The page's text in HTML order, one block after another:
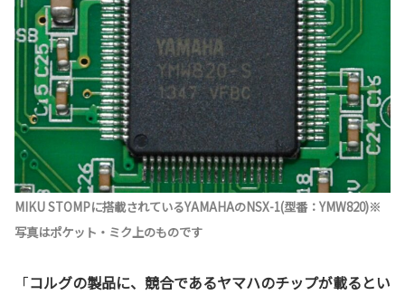
MIKU STOMPに搭載されているYAMAHAのNSX-1(型番：YMW820)※
写真はポケット・ミク上のものです
「コルグの製品に、競合であるヤマハのチップが載るとい